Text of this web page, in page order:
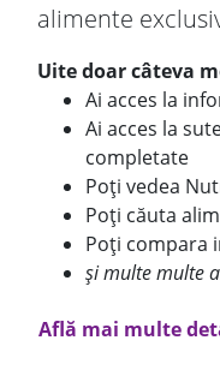
alimente
Uite doar câteva
Ai acces la
Ai acces la
completate
Poți vedea
Poți căuta
Poți compara
și multe multe
Află mai multe